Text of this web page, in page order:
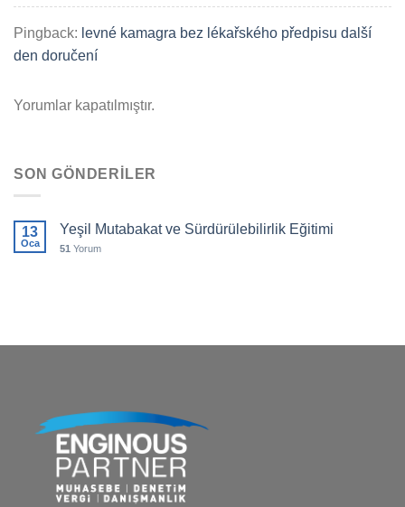
SON GÖNDERILER
13
Oca
Yeşil Mutabakat ve Sürdürülebilirlik Eğitimi
51 Yorum
Pingback: levné kamagra bez lékařského předpisu další
den doručení
Yorumlar kapatılmıştır.